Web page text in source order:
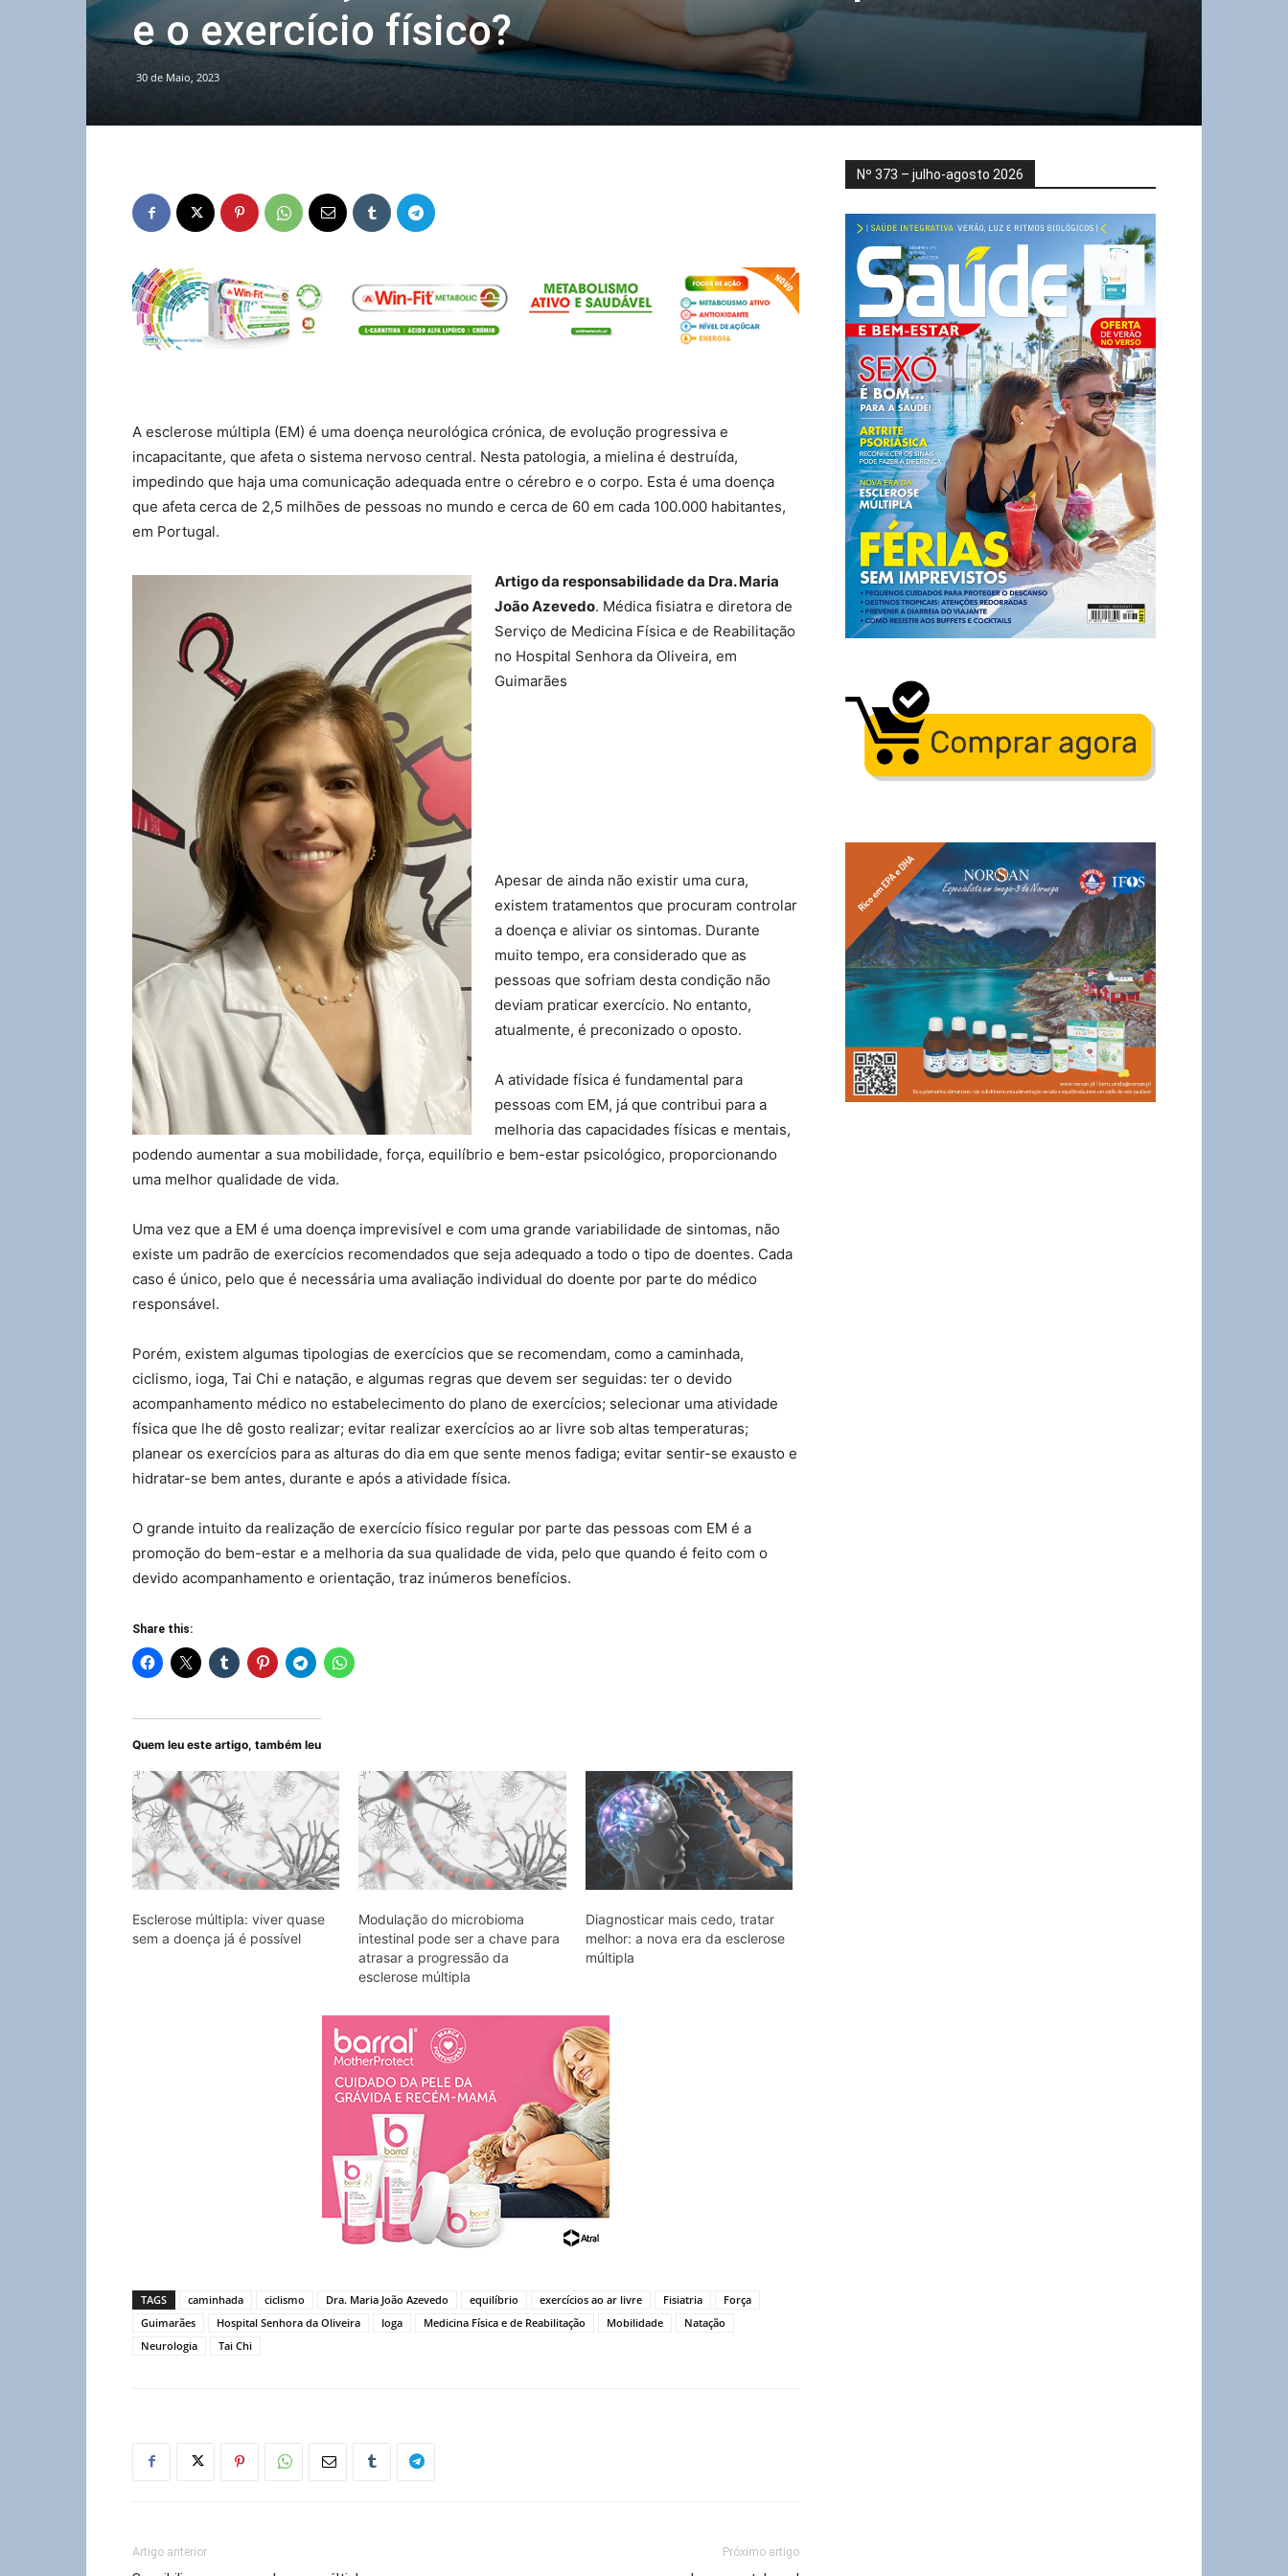
e o exercício físico?
30 de Maio, 2023
A esclerose múltipla (EM) é uma doença neurológica crónica, de evolução progressiva e
incapacitante, que afeta o sistema nervoso central. Nesta patologia, a mielina é destruída,
impedindo que haja uma comunicação adequada entre o cérebro e o corpo. Esta é uma doença
que afeta cerca de 2,5 milhões de pessoas no mundo e cerca de 60 em cada 100.000 habitantes,
em Portugal.
Artigo da responsabilidade da Dra. Maria
João Azevedo. Médica fisiatra e diretora de
Serviço de Medicina Física e de Reabilitação
no Hospital Senhora da Oliveira, em
Guimarães
Apesar de ainda não existir uma cura,
existem tratamentos que procuram controlar
a doença e aliviar os sintomas. Durante
muito tempo, era considerado que as
pessoas que sofriam desta condição não
deviam praticar exercício. No entanto,
atualmente, é preconizado o oposto.
A atividade física é fundamental para
pessoas com EM, já que contribui para a
melhoria das capacidades físicas e mentais,
podendo aumentar a sua mobilidade, força, equilíbrio e bem-estar psicológico, proporcionando
uma melhor qualidade de vida.
Uma vez que a EM é uma doença imprevisível e com uma grande variabilidade de sintomas, não
existe um padrão de exercícios recomendados que seja adequado a todo o tipo de doentes. Cada
caso é único, pelo que é necessária uma avaliação individual do doente por parte do médico
responsável.
Porém, existem algumas tipologias de exercícios que se recomendam, como a caminhada,
ciclismo, ioga, Tai Chi e natação, e algumas regras que devem ser seguidas: ter o devido
acompanhamento médico no estabelecimento do plano de exercícios; selecionar uma atividade
física que lhe dê gosto realizar; evitar realizar exercícios ao ar livre sob altas temperaturas;
planear os exercícios para as alturas do dia em que sente menos fadiga; evitar sentir-se exausto e
hidratar-se bem antes, durante e após a atividade física.
O grande intuito da realização de exercício físico regular por parte das pessoas com EM é a
promoção do bem-estar e a melhoria da sua qualidade de vida, pelo que quando é feito com o
devido acompanhamento e orientação, traz inúmeros benefícios.
Share this:
Quem leu este artigo, também leu
Esclerose múltipla: viver quase
sem a doença já é possível
Modulação do microbioma
intestinal pode ser a chave para
atrasar a progressão da
esclerose múltipla
Diagnosticar mais cedo, tratar
melhor: a nova era da esclerose
múltipla
TAGS caminhada ciclismo Dra. Maria João Azevedo equilíbrio exercícios ao ar livre Fisiatria
Força
Guimarães
Hospital Senhora da Oliveira Ioga Medicina Física e de Reabilitação Mobilidade
Natação
Neurologia
Tai Chi
Artigo anterior Próximo artigo
Nº 373 – julho-agosto 2026